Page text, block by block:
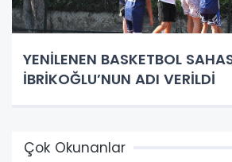
YENİLENEN BASKETBOL
İBRİKOĞLU’NUN ADI VERİLDİ
Çok Okunanlar